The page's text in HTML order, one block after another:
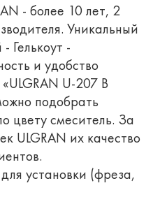
- более 10 лет, 2
Уникальный
Гелькоут -
и удобство
U-207 В
подобрать
цвету смеситель. За
ULGRAN их качество
установки (фреза,